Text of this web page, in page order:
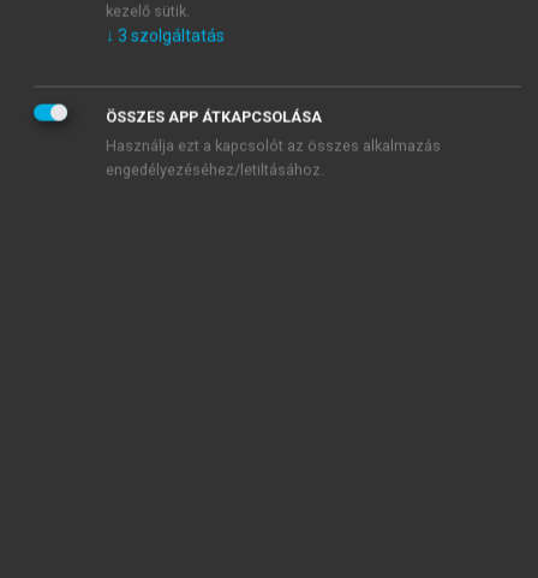
Publikálás a MeRSZ-en
Kéziratbenyújtás
Terjesztés
kezelő sütik.
↓ 3 szolgáltatás
ÖSSZES APP ÁTKAPCSOLÁSA
Használja ezt a kapcsolót az összes alkalmazás
engedélyezéséhez/letiltásához.